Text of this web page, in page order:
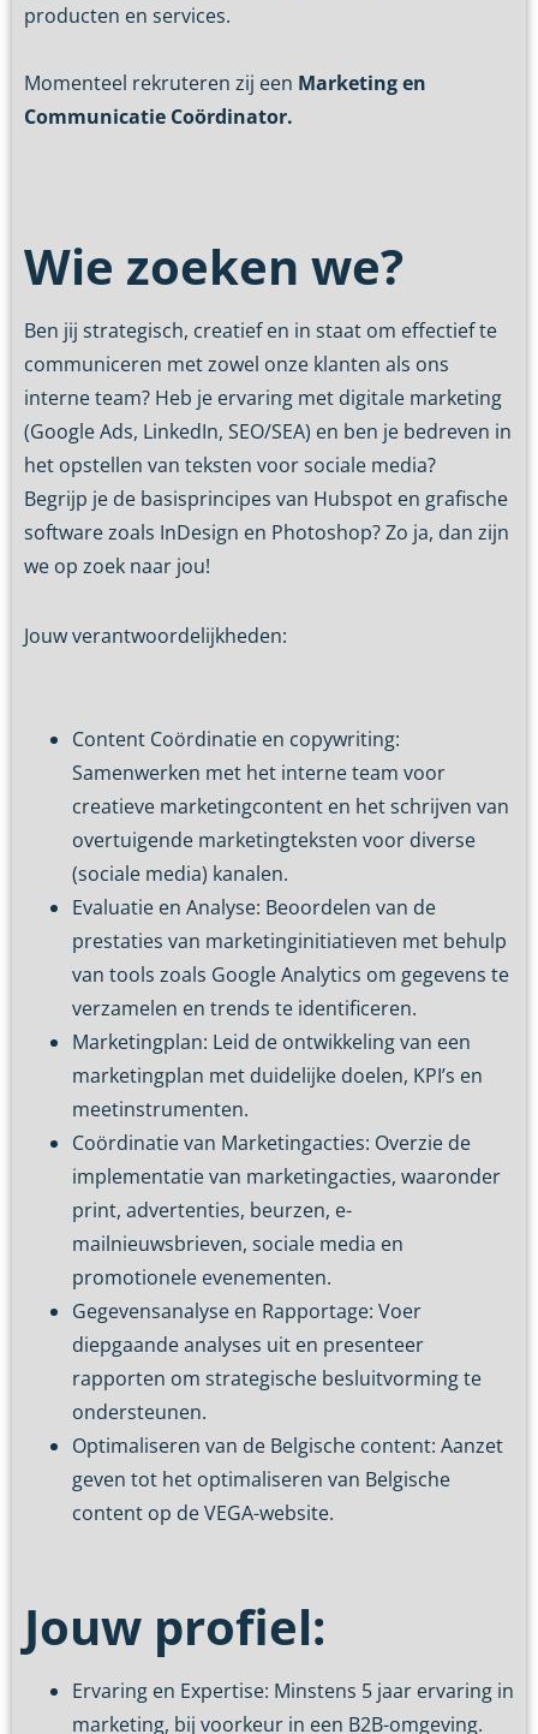
producten en services.
Momenteel rekruteren zij een Marketing en
Communicatie Coördinator.
Wie zoeken we?
Ben jij strategisch, creatief en in staat om effectief te
communiceren met zowel onze klanten als ons
interne team? Heb je ervaring met digitale marketing
(Google Ads, LinkedIn, SEO/SEA) en ben je bedreven in
het opstellen van teksten voor sociale media?
Begrijp je de basisprincipes van Hubspot en grafische
software zoals InDesign en Photoshop? Zo ja, dan zijn
we op zoek naar jou!
Jouw verantwoordelijkheden:
Content Coördinatie en copywriting:
Samenwerken met het interne team voor
creatieve marketingcontent en het schrijven van
overtuigende marketingteksten voor diverse
(sociale media) kanalen.
Evaluatie en Analyse: Beoordelen van de
prestaties van marketinginitiatieven met behulp
van tools zoals Google Analytics om gegevens te
verzamelen en trends te identificeren.
Marketingplan: Leid de ontwikkeling van een
marketingplan met duidelijke doelen, KPI’s en
meetinstrumenten.
Coördinatie van Marketingacties: Overzie de
implementatie van marketingacties, waaronder
print, advertenties, beurzen, e-
mailnieuwsbrieven, sociale media en
promotionele evenementen.
Gegevensanalyse en Rapportage: Voer
diepgaande analyses uit en presenteer
rapporten om strategische besluitvorming te
ondersteunen.
Optimaliseren van de Belgische content: Aanzet
geven tot het optimaliseren van Belgische
content op de VEGA-website.
Jouw profiel:
Ervaring en Expertise: Minstens 5 jaar ervaring in
marketing, bij voorkeur in een B2B-omgeving.